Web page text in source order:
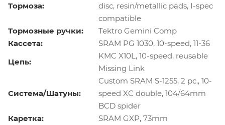
Тормоза:
disc, resin/metallic pads, I-spec
compatible
Тормозные ручки:
Tektro Gemini Comp
Кассета:
SRAM PG 1030, 10-speed, 11-36
Цепь:
KMC X10L, 10-speed, reusable
Missing Link
Система/Шатуны:
Custom SRAM S-1255, 2 pc., 10-
speed XC double, 104/64mm
BCD spider
Каретка:
SRAM GXP, 73mm